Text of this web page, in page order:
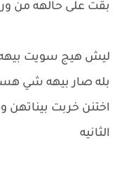
بقت على حالهه من
ليش هيج سويت بيهه
بله صار بيهه شي
اختنن خربت بيناتهن
الثانيه